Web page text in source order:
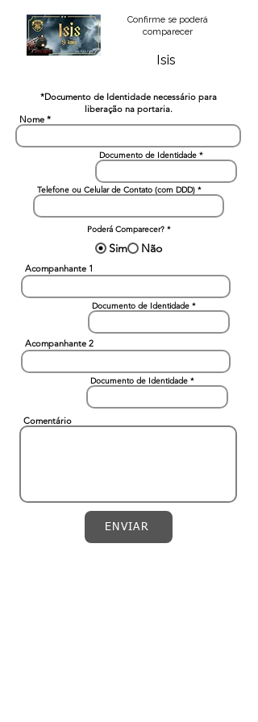
Confirme se poderá
comparecer
Isis
*Documento de Identidade necessário para
liberação na portaria.
Nome
Documento de Identidade
Telefone ou Celular de Contato (com DDD)
Poderá Comparecer? *
Sim Não
Acompanhante 1
Documento de Identidade
Acompanhante 2
Documento de Identidade
Comentário
ENVIAR